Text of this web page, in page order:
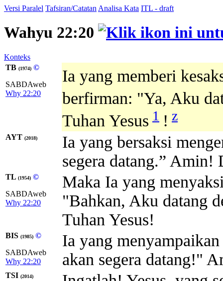
Versi Paralel Tafsiran/Catatan Analisa Kata ITL - draft
Wahyu 22:20
Konteks
TB (1974) ©
SABDAweb
Why 22:20
Ia yang memberi
berfirman: "Ya, Aku
Tuhan Yesus 1 ! z
AYT (2018)
Ia yang bersaksi
segera datang.” Amin!
TL (1954) ©
SABDAweb
Why 22:20
Maka Ia yang
"Bahkan, Aku datang
Tuhan Yesus!
BIS (1985) ©
SABDAweb
Why 22:20
Ia yang
akan segera datang!"
TSI (2014)